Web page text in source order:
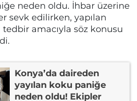
neden oldu. İhbar üzerine
sevk edilirken, yapılan
tedbir amacıyla söz konusu
Konya’da daireden
yayılan koku paniğe
neden oldu! Ekipler